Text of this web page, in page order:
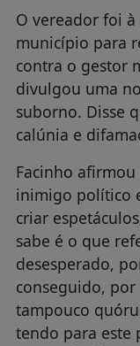
O vereador foi
município para
contra o gestor
divulgou uma
suborno. Disse
calúnia e
Facinho afirmou
inimigo político
criar
sabe é o que
desesperado,
conseguido,
tampouco
tendo para este